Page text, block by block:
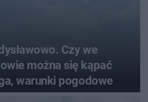
Czy we
można się kąpać
warunki pogodowe